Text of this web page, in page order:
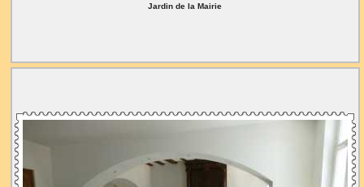
Jardin de la Mairie